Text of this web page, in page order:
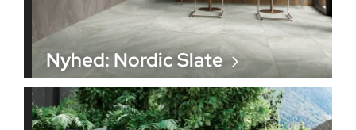
Nyhed: Nordic Slate